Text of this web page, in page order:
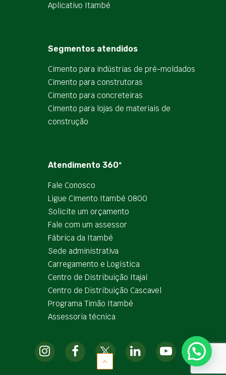
Aplicativo Itambé
Segmentos atendidos
Cimento para indústrias de pré-moldados
Cimento para construtoras
Cimento para concreteiras
Cimento para lojas de materiais de
construção
Atendimento 360º
Fale Conosco
Ligue Cimento Itambé 0800
Solicite um orçamento
Fale com um assessor
Fábrica da Itambé
Sede administrativa
Carregamento e Logística
Centro de Distribuição Itajaí
Centro de Distribuição Cascavel
Programa Timão Itambé
Assessoria técnica